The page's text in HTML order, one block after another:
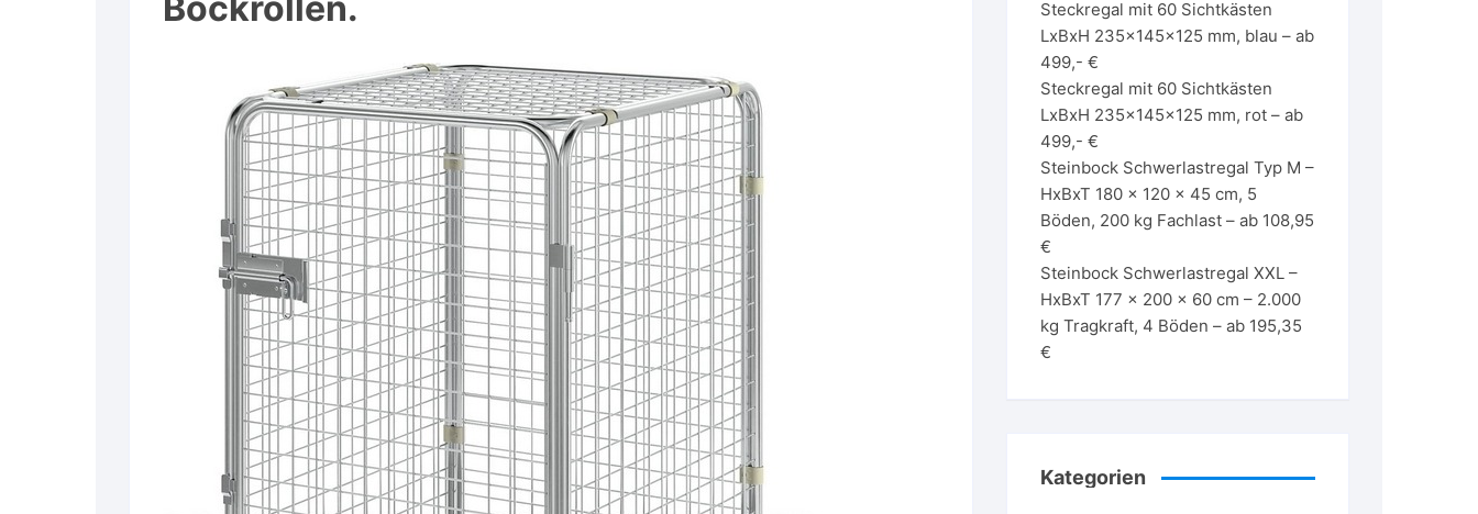
Steckregal mit 60 Sichtkästen
LxBxH 235x145x125 mm, blau – ab
499,- €
Steckregal mit 60 Sichtkästen
LxBxH 235x145x125 mm, rot – ab
499,- €
Steinbock Schwerlastregal Typ M –
HxBxT 180 x 120 x 45 cm, 5
Böden, 200 kg Fachlast – ab 108,95
€
Steinbock Schwerlastregal XXL –
HxBxT 177 x 200 x 60 cm – 2.000
kg Tragkraft, 4 Böden – ab 195,35
€
Kategorien